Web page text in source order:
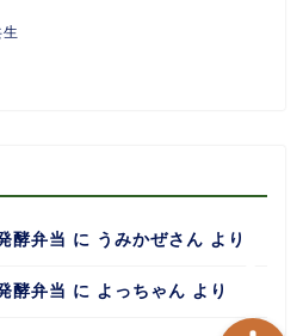
酵弁当 に うみかぜさん より
酵弁当 に よっちゃん より